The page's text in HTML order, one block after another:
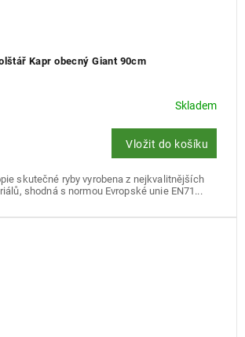
Kapr obecný Giant 90cm
Skladem
Vložit do košíku
skutečné ryby vyrobena z nejkvalitnějších
shodná s normou Evropské unie EN71...